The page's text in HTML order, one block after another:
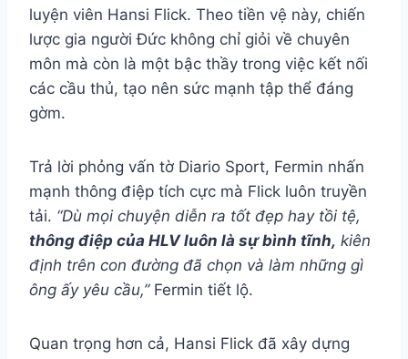
luyện viên Hansi Flick. Theo tiền vệ này, chiến
lược gia người Đức không chỉ giỏi về chuyên
môn mà còn là một bậc thầy trong việc kết nối
các cầu thủ, tạo nên sức mạnh tập thể đáng
gờm.
Trả lời phỏng vấn tờ Diario Sport, Fermin nhấn
mạnh thông điệp tích cực mà Flick luôn truyền
tải. “Dù mọi chuyện diễn ra tốt đẹp hay tồi tệ,
thông điệp của HLV luôn là sự bình tĩnh, kiên
định trên con đường đã chọn và làm những gì
ông ấy yêu cầu,” Fermin tiết lộ.
Quan trọng hơn cả, Hansi Flick đã xây dựng